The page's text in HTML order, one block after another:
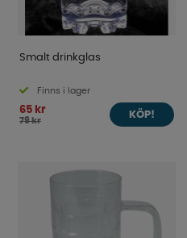
Smalt drinkglas
Finns i lager
65 kr
79 kr
KÖP!